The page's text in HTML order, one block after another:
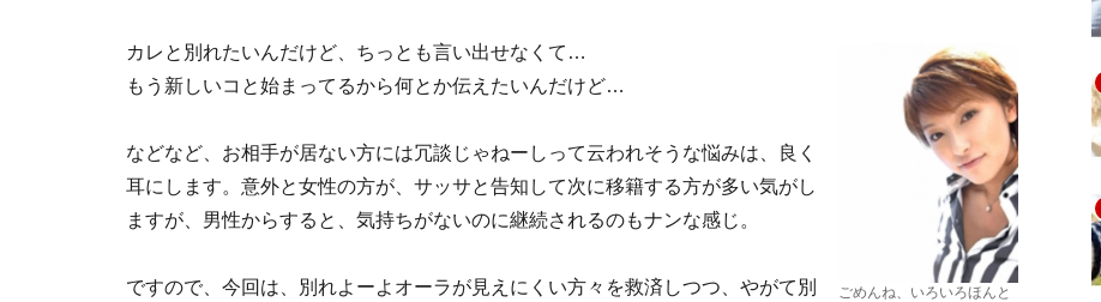
ごめんね、いろいろほんと
カレと別れたいんだけど、ちっとも言い出せなくて…
もう新しいコと始まってるから何とか伝えたいんだけど…
などなど、お相手が居ない方には冗談じゃねーしって云われそうな悩みは、良く
耳にします。意外と女性の方が、サッサと告知して次に移籍する方が多い気がし
ますが、男性からすると、気持ちがないのに継続されるのもナンな感じ。
ですので、今回は、別れよーよオーラが見えにくい方々を救済しつつ、やがて別